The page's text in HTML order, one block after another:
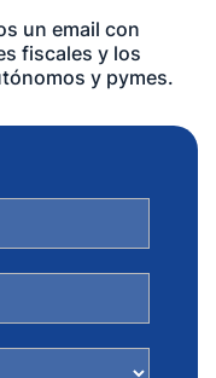
un email con
fiscales y los
y pymes.